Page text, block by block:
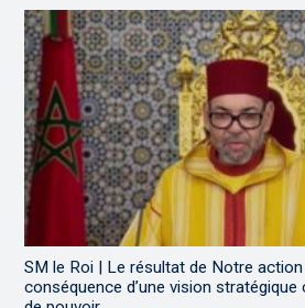
SM le Roi | Le résultat de Notre
conséquence d’une vision stratégique